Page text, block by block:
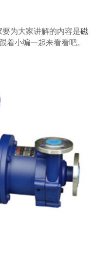
要为大家讲解的内容是磁
着小编一起来看看吧。